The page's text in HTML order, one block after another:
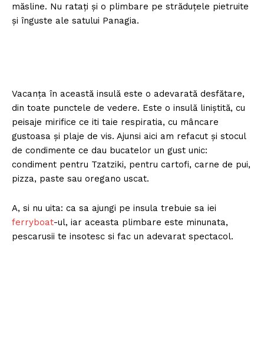
măsline. Nu rataţi şi o plimbare pe străduţele pietruite
şi înguste ale satului Panagia.
Vacanţa în această insulă este o adevarată desfătare,
din toate punctele de vedere. Este o insulă liniştită, cu
peisaje mirifice ce iti taie respiratia, cu mâncare
gustoasa şi plaje de vis. Ajunsi aici am refacut şi stocul
de condimente ce dau bucatelor un gust unic:
condiment pentru Tzatziki, pentru cartofi, carne de pui,
pizza, paste sau oregano uscat.
A, si nu uita: ca sa ajungi pe insula trebuie sa iei
ferryboat-ul, iar aceasta plimbare este minunata,
pescarusii te insotesc si fac un adevarat spectacol.